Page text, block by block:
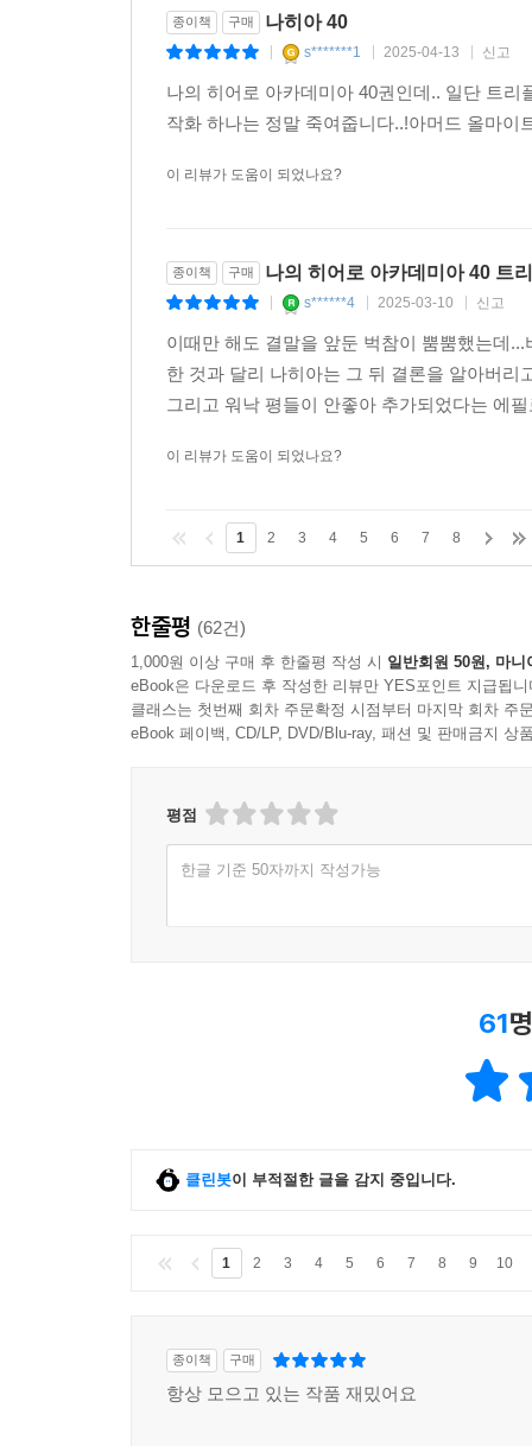
종이책 구매 나히아 40
s*******1 2025-04-13 신고
나의 히어로 아카데미아 40권인데.. 일단 트
작화 하나는 정말 죽여줍니다..!아머드 올마
이 리뷰가 도움이 되었나요?
종이책 구매 나의 히어로 아카데미아 40 트
s******4 2025-03-10 신고
이때만 해도 결말을 앞둔 벅참이 뿜뿜했는데
한 것과 달리 나히아는 그 뒤 결론을 알아버
그리고 워낙 평들이 안좋아 추가되었다는 에
이 리뷰가 도움이 되었나요?
1 2 3 4 5 6 7 8
한줄평 (62건)
1,000원 이상 구매 후 한줄평 작성 시 일반회원 50원, 마니
eBook은 다운로드 후 작성한 리뷰만 YES포인트 지급됩니
클래스는 첫번째 회차 주문확정 시점부터 마지막 회차 주
eBook 페이백, CD/LP, DVD/Blu-ray, 패션 및 판매금지 상
평점
한글 기준 50자까지 작성가능
61
클린봇이 부적절한 글을 감지 중입니다.
1 2 3 4 5 6 7 8 9 10
종이책 구매
항상 모으고 있는 작품 재밌어요